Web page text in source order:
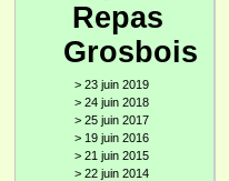
Repas
Grosbois
> 23 juin 2019
> 24 juin 2018
> 25 juin 2017
> 19 juin 2016
> 21 juin 2015
> 22 juin 2014